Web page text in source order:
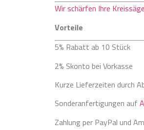
Wir schärfen Ihre
Vorteile
5% Rabatt ab 10 Stück
2% Skonto bei Vorkasse
Kurze Lieferzeiten durch
Sonderanfertigungen auf
Zahlung per PayPal und